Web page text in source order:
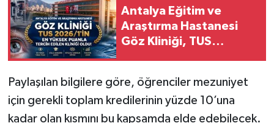
Antalya Eğitim ve
Araştırma Hastanesi
Göz Kliniği, TUS
Göz Kliniği Oldu
Paylaşılan bilgilere göre, öğrenciler mezuniyet
için gerekli toplam kredilerinin yüzde 10’una
kadar olan kısmını bu kapsamda elde edebilecek.